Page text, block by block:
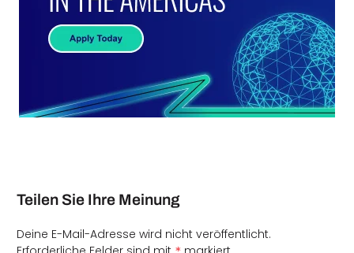
Teilen Sie Ihre Meinung
Deine E-Mail-Adresse wird nicht veröffentlicht.